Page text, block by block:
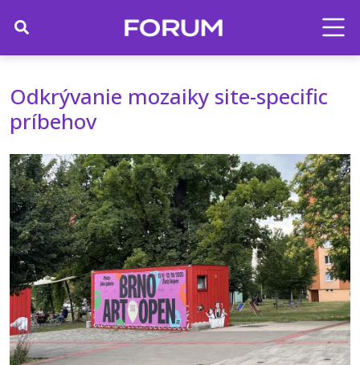
Odkrývanie mozaiky site-specific
príbehov